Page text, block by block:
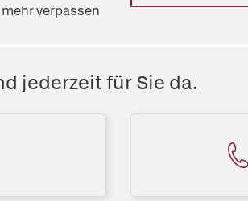
verpassen
jederzeit für Sie da.